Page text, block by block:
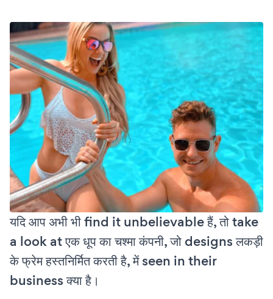
यदि आप अभी भी find it unbelievable हैं, तो take
a look at एक धूप का चश्मा कंपनी, जो designs लकड़ी
के फ्रेम हस्तनिर्मित करती है, में seen in their
business क्या है।